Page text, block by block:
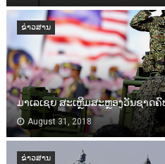
ຂ່າວສານ
ມາເລເຊຍ ສະເຫຼີມສະຫຼອງວັນຊາດຄົ
August 31, 2018
ຂ່າວສານ